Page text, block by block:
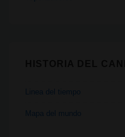
Linea del tiempo
Mapa del mundo